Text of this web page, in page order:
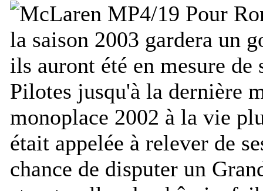
Pour
la saison 2003 gardera un
ils auront été en mesure
Pilotes jusqu'à la dernière
monoplace 2002 à la vie
était appelée à relever de
chance de disputer un